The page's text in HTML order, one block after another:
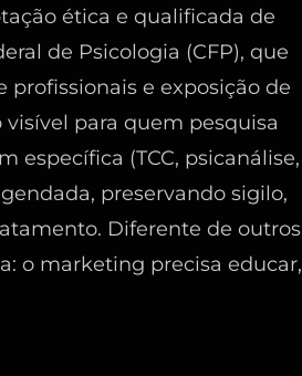
ética e qualificada de
de Psicologia (CFP), que
profissionais e exposição de
para quem pesquisa
específica (TCC, psicanálise,
preservando sigilo,
Diferente de outros
o marketing precisa educar,